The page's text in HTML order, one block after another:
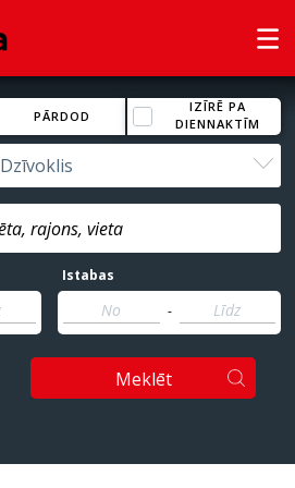
PĀRDOD
IZĪRĒ PA
DIENNAKTĪM
Dzīvoklis
Istabas
-
Meklēt